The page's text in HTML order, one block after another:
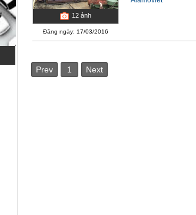
12 ảnh
Đăng ngày: 17/03/2016
Prev 1 Next